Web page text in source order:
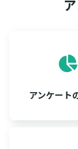
アンケート